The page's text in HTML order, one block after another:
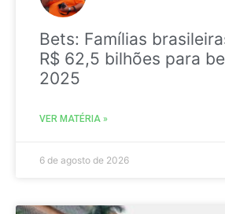
Bets: Famílias
R$ 62,5 bilhões para
2025
VER MATÉRIA »
6 de agosto de 2026